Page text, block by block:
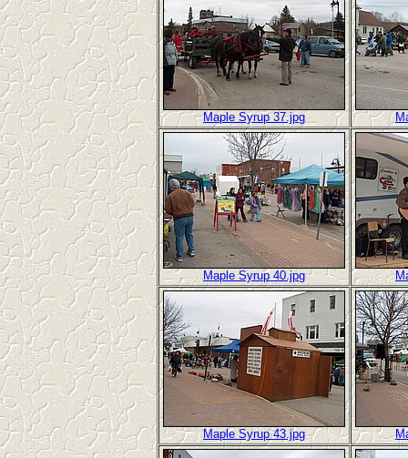
Maple Syrup 37.jpg
Maple Syrup 40.jpg
Maple Syrup 43.jpg